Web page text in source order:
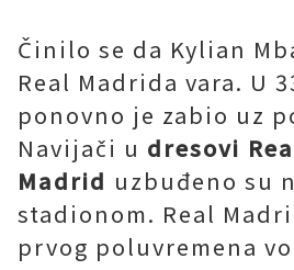
Činilo se da Kylian
Real Madrida vara. U
ponovno je zabio uz
Navijači u dresovi
Madrid uzbuđeno su
stadionom. Real
prvog poluvremena